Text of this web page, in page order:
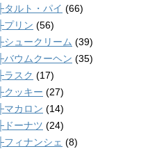
├タルト・パイ (66)
├プリン (56)
├シュークリーム (39)
├バウムクーヘン (35)
├ラスク (17)
├クッキー (27)
├マカロン (14)
├ドーナツ (24)
├フィナンシェ (8)